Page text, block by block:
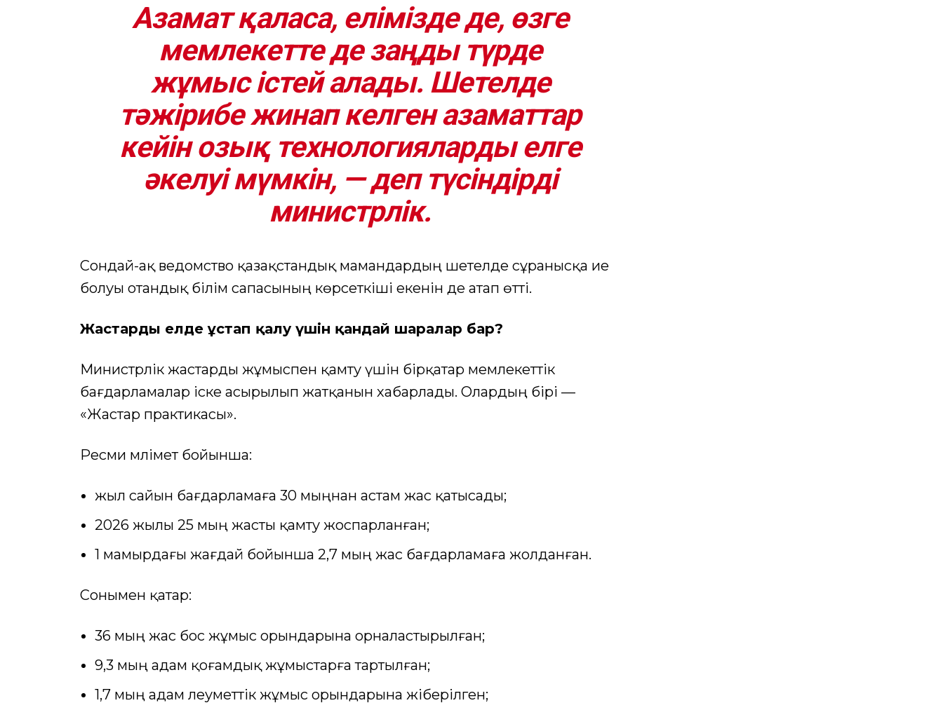
Азамат қаласа, елімізде де, өзге
мемлекетте де заңды түрде
жұмыс істей алады. Шетелде
тәжірибе жинап келген азаматтар
кейін озық технологияларды елге
әкелуі мүмкін, — деп түсіндірді
министрлік.
Сондай-ақ ведомство қазақстандық мамандардың шетелде сұранысқа ие
болуы отандық білім сапасының көрсеткіші екенін де атап өтті.
Жастарды елде ұстап қалу үшін қандай шаралар бар?
Министрлік жастарды жұмыспен қамту үшін бірқатар мемлекеттік
бағдарламалар іске асырылып жатқанын хабарлады. Олардың бірі —
«Жастар практикасы».
Ресми мәлімет бойынша:
жыл сайын бағдарламаға 30 мыңнан астам жас қатысады;
2026 жылы 25 мың жасты қамту жоспарланған;
1 мамырдағы жағдай бойынша 2,7 мың жас бағдарламаға жолданған.
Сонымен қатар:
36 мың жас бос жұмыс орындарына орналастырылған;
9,3 мың адам қоғамдық жұмыстарға тартылған;
1,7 мың адам әлеуметтік жұмыс орындарына жіберілген;